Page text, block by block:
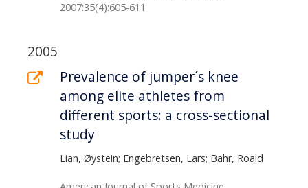
2007:35(4):605-611
2005
Prevalence of jumper´s knee
among elite athletes from
different sports: a cross-sectional
study
Lian, Øystein; Engebretsen, Lars; Bahr, Roald